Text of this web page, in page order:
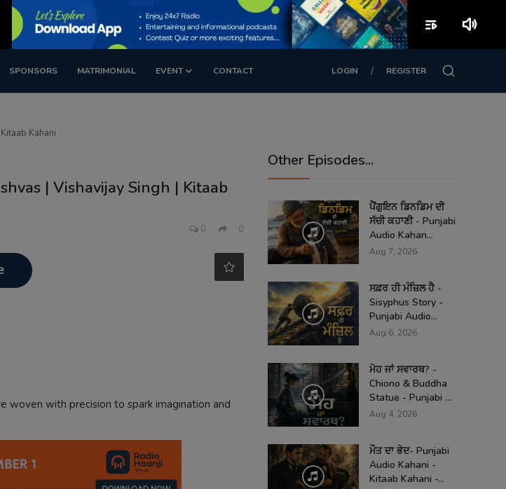
SPONSORS MATRIMONIAL EVENT CONTACT LOGIN / REGISTER
Kahani
| Vishavijay Singh | Kitaab
0 0
woven with precision to spark imagination and
Other Episodes...
ਪੈਂਗੁਇਨ ਡਿਨਡਿਮ ਦੀ
ਸੱਚੀ ਕਹਾਣੀ - Punjabi
Audio Kahan...
Aug 7, 2026
ਸਫ਼ਰ ਹੀ ਮੰਜ਼ਿਲ ਹੈ -
Sisyphus Story -
Punjabi Audio...
Aug 6, 2026
ਮੋਹ ਜਾਂ ਸਵਾਰਥ? -
Chiono & Buddha
Statue - Punjabi ...
Aug 4, 2026
ਮੌਤ ਦਾ ਭੇਦ- Punjabi
Audio Kahani -
Kitaab Kahani -...
playlist_play volume_up